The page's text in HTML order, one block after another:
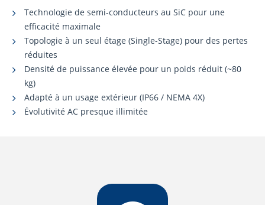
Technologie de semi-conducteurs au SiC pour une
efficacité maximale
Topologie à un seul étage (Single-Stage) pour des pertes
réduites
Densité de puissance élevée pour un poids réduit (~80
kg)
Adapté à un usage extérieur (IP66 / NEMA 4X)
Évolutivité AC presque illimitée